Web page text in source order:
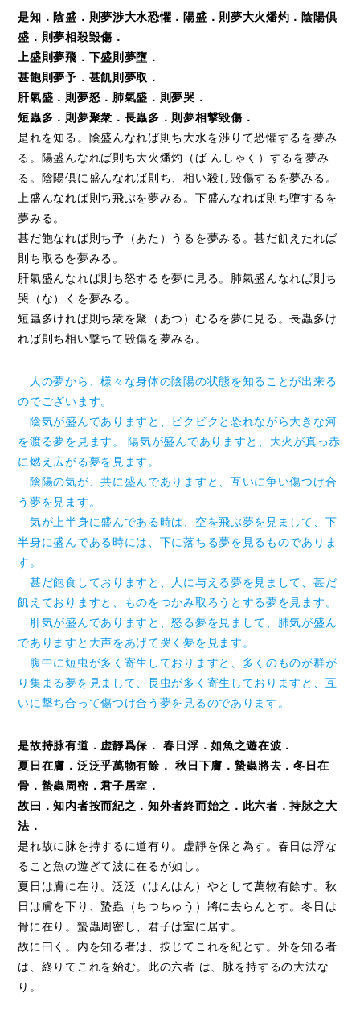
是知．陰盛．則夢渉大水恐懼．陽盛．則夢大火燔灼．陰陽倶
盛．則夢相殺毀傷．
上盛則夢飛．下盛則夢墮．
甚飽則夢予．甚飢則夢取．
肝氣盛．則夢怒．肺氣盛．則夢哭．
短蟲多．則夢聚衆．長蟲多．則夢相撃毀傷．
是れを知る。陰盛んなれば則ち大水を渉りて恐懼するを夢み
る。陽盛んなれば則ち大火燔灼（ば んしゃく）するを夢み
る。陰陽倶に盛んなれば則ち、相い殺し毀傷するを夢みる。
上盛んなれば則ち飛ぶを夢みる。下盛んなれば則ち墮するを
夢みる。
甚だ飽なれば則ち予（あた）うるを夢みる。甚だ飢えたれば
則ち取るを夢みる。
肝氣盛んなれば則ち怒するを夢に見る。肺氣盛んなれば則ち
哭（な）くを夢みる。
短蟲多ければ則ち衆を聚（あつ）むるを夢に見る。長蟲多け
れば則ち相い撃ちて毀傷を夢みる。
人の夢から、様々な身体の陰陽の状態を知ることが出来る
のでございます。
陰気が盛んでありますと、ビクビクと恐れながら大きな河
を渡る夢を見ます。 陽気が盛んでありますと、大火が真っ赤
に燃え広がる夢を見ます。
陰陽の気が、共に盛んでありますと、互いに争い傷つけ合
う夢を見ます。
気が上半身に盛んである時は、空を飛ぶ夢を見まして、下
半身に盛んである時には、下に落ちる夢を見るものでありま
す。
甚だ飽食しておりますと、人に与える夢を見まして、甚だ
飢えておりますと、ものをつかみ取ろうとする夢を見ます。
肝気が盛んでありますと、怒る夢を見まして、肺気が盛ん
でありますと大声をあげて哭く夢を見ます。
腹中に短虫が多く寄生しておりますと、多くのものが群が
り集まる夢を見まして、長虫が多く寄生しておりますと、互
いに撃ち合って傷つけ合う夢を見るのであります。
是故持脉有道．虚靜爲保． 春日浮．如魚之遊在波．
夏日在膚．泛泛乎萬物有餘． 秋日下膚．蟄蟲將去．冬日在
骨．蟄蟲周密．君子居室．
故曰．知内者按而紀之．知外者終而始之．此六者．持脉之大
法．
是れ故に脉を持するに道有り。虚靜を保と為す。春日は浮な
ること魚の遊ぎて波に在るが如し。
夏日は膚に在り。泛泛（はんはん）やとして萬物有餘す。秋
日は膚を下り、蟄蟲（ちつちゅう）將に去らんとす。冬日は
骨に在り。蟄蟲周密し、君子は室に居す。
故に曰く。内を知る者は、按じてこれを紀とす。外を知る者
は、終りてこれを始む。此の六者 は、脉を持するの大法な
り。